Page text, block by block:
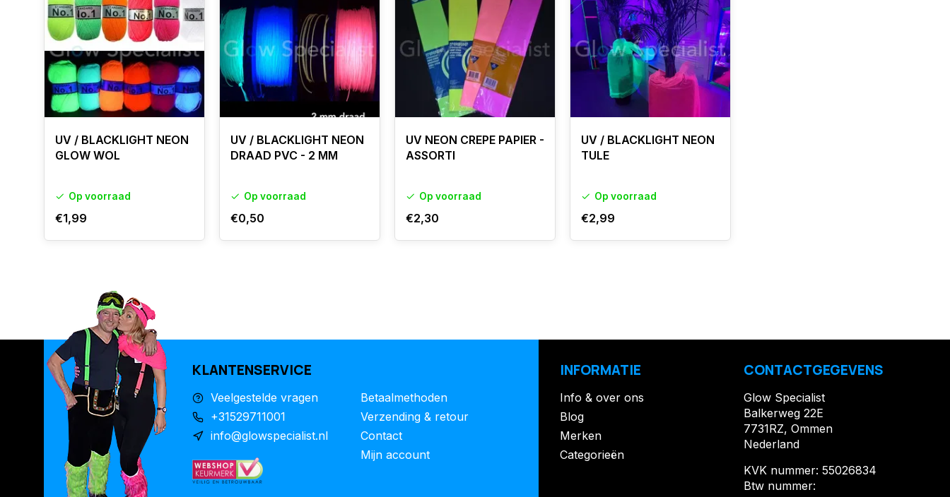
UV / BLACKLIGHT NEON
GLOW WOL
Op voorraad
€1,99
UV / BLACKLIGHT NEON
DRAAD PVC - 2 MM
Op voorraad
€0,50
UV NEON CREPE PAPIER -
ASSORTI
Op voorraad
€2,30
UV / BLACKLIGHT NEON
TULE
Op voorraad
€2,99
KLANTENSERVICE
Veelgestelde vragen
+31529711001
info@glowspecialist.nl
Betaalmethoden
Verzending & retour
Contact
Mijn account
INFORMATIE
Info & over ons
Blog
Merken
Categorieën
CONTACTGEGEVENS
Glow Specialist
Balkerweg 22E
7731RZ, Ommen
Nederland
KVK nummer: 55026834
Btw nummer: